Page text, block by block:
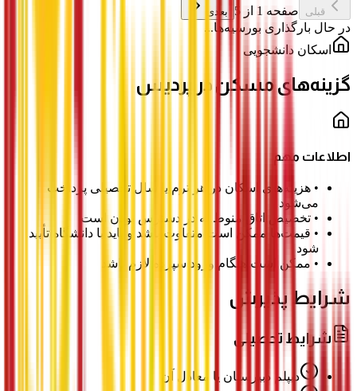
قبلی صفحه 1 از 5 بعدی
در حال بارگذاری بورسیه‌ها...
اسکان دانشجویی
گزینه‌های مسکن در پردیس
اطلاعات مهم
• هزینه‌های اسکان در هر ترم یا سال تحصیلی پرداخت
می‌شود
• تخصیص اتاق منوط به در دسترس بودن است
• قیمت‌ها ممکن است متفاوت باشد و باید با دانشگاه تأیید
شود
• ممکن است هنگام ورود سپرده لازم باشد
شرایط پذیرش
شرایط تحصیلی
دیپلم دبیرستان یا معادل آن